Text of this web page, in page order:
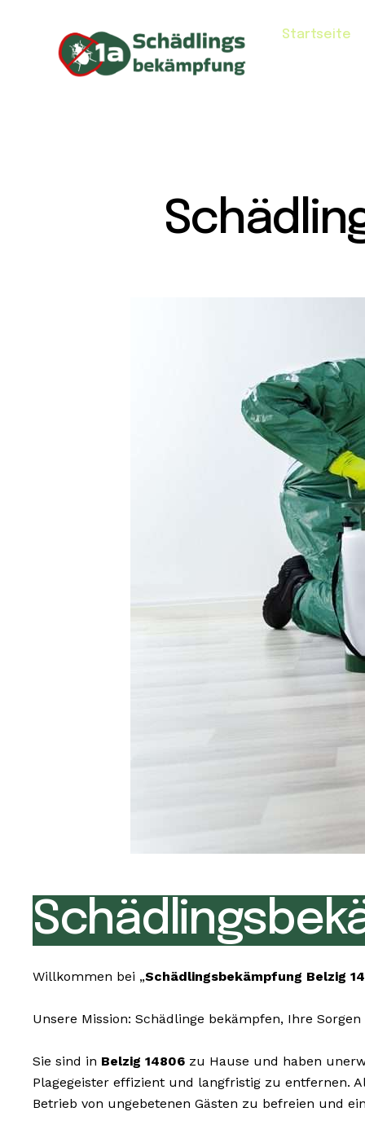
Startseite
Willkommen bei „Schädlingsbekämpfung Belzig
Unsere Mission: Schädlinge bekämpfen, Ihre
Sie sind in Belzig 14806 zu Hause und haben
Plagegeister effizient und langfristig zu entfernen.
Betrieb von ungebetenen Gästen zu befreien und